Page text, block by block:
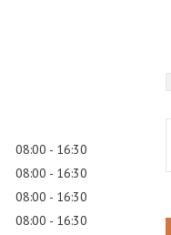
08:00
16:30
08:00
16:30
08:00
16:30
08:00
16:30